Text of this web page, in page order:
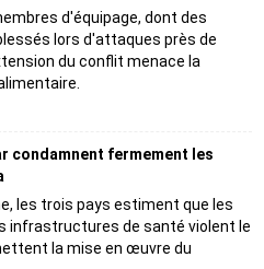
d'équipage, dont des
lors d'attaques près de
du conflit menace la
condamnent fermement les
les trois pays estiment que les
infrastructures de santé violent le
la mise en œuvre du